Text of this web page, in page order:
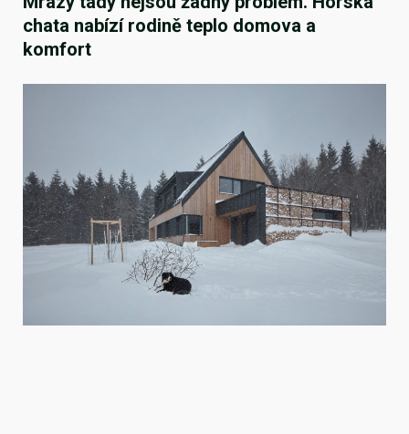
chata nabízí rodině teplo domova a
komfort